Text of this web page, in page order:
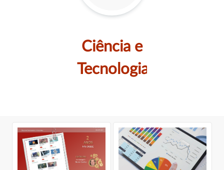
Ciência e
Tecnologia